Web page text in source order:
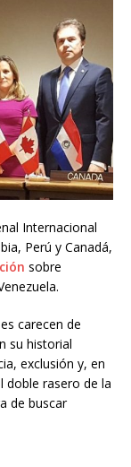
Internacional
Perú y Canadá,
sobre
carecen de
su historial
exclusión y, en
doble rasero de la
de buscar